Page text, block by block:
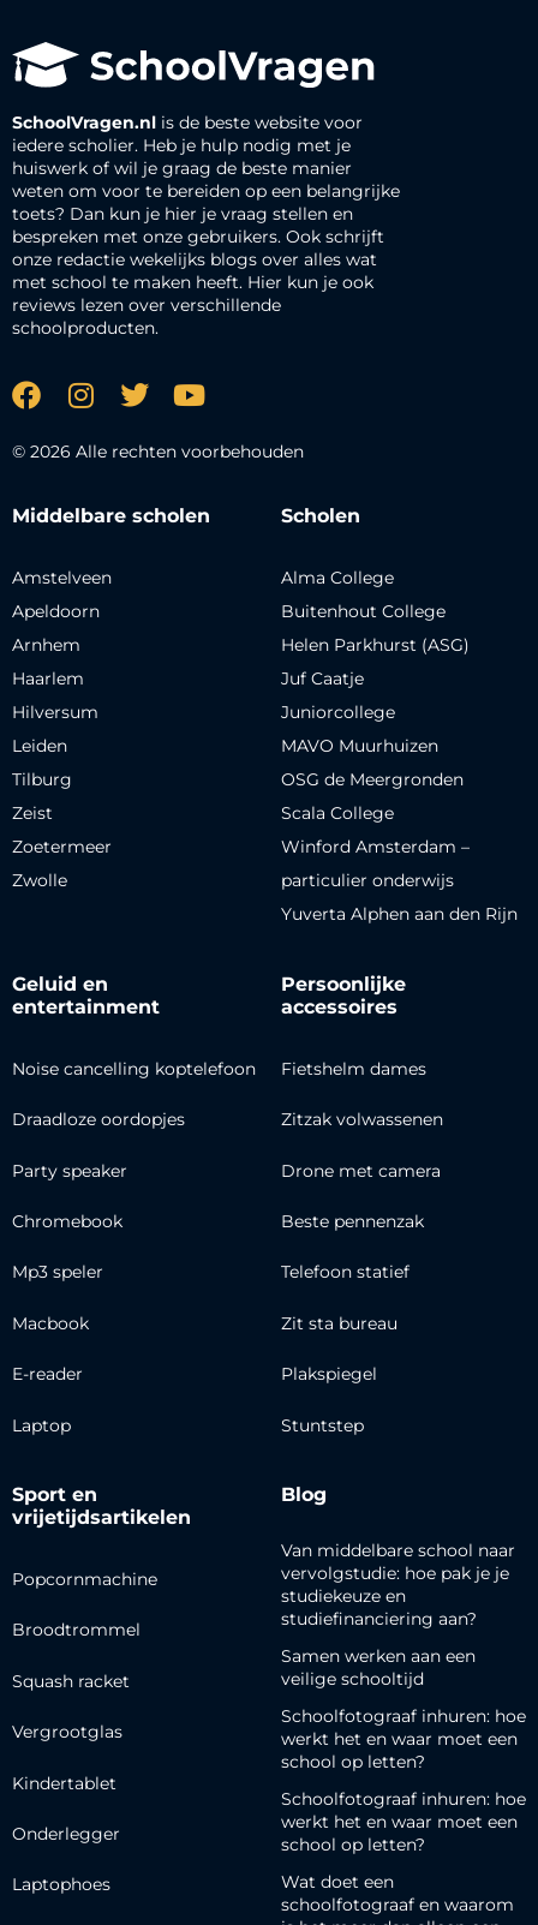
SchoolVragen.nl is de beste website voor
iedere scholier. Heb je hulp nodig met je
huiswerk of wil je graag de beste manier
weten om voor te bereiden op een belangrijke
toets? Dan kun je hier je vraag stellen en
bespreken met onze gebruikers. Ook schrijft
onze redactie wekelijks blogs over alles wat
met school te maken heeft. Hier kun je ook
reviews lezen over verschillende
schoolproducten.
© 2026 Alle rechten voorbehouden
Middelbare scholen
Amstelveen
Apeldoorn
Arnhem
Haarlem
Hilversum
Leiden
Tilburg
Zeist
Zoetermeer
Zwolle
Scholen
Alma College
Buitenhout College
Helen Parkhurst (ASG)
Juf Caatje
Juniorcollege
MAVO Muurhuizen
OSG de Meergronden
Scala College
Winford Amsterdam –
particulier onderwijs
Yuverta Alphen aan den Rijn
Geluid en
entertainment
Noise cancelling koptelefoon
Draadloze oordopjes
Party speaker
Chromebook
Mp3 speler
Macbook
E-reader
Laptop
Persoonlijke
accessoires
Fietshelm dames
Zitzak volwassenen
Drone met camera
Beste pennenzak
Telefoon statief
Zit sta bureau
Plakspiegel
Stuntstep
Sport en
vrijetijdsartikelen
Popcornmachine
Broodtrommel
Squash racket
Vergrootglas
Kindertablet
Onderlegger
Laptophoes
Blog
Van middelbare school naar
vervolgstudie: hoe pak je je
studiekeuze en
studiefinanciering aan?
Samen werken aan een
veilige schooltijd
Schoolfotograaf inhuren: hoe
werkt het en waar moet een
school op letten?
Schoolfotograaf inhuren: hoe
werkt het en waar moet een
school op letten?
Wat doet een
schoolfotograaf en waarom